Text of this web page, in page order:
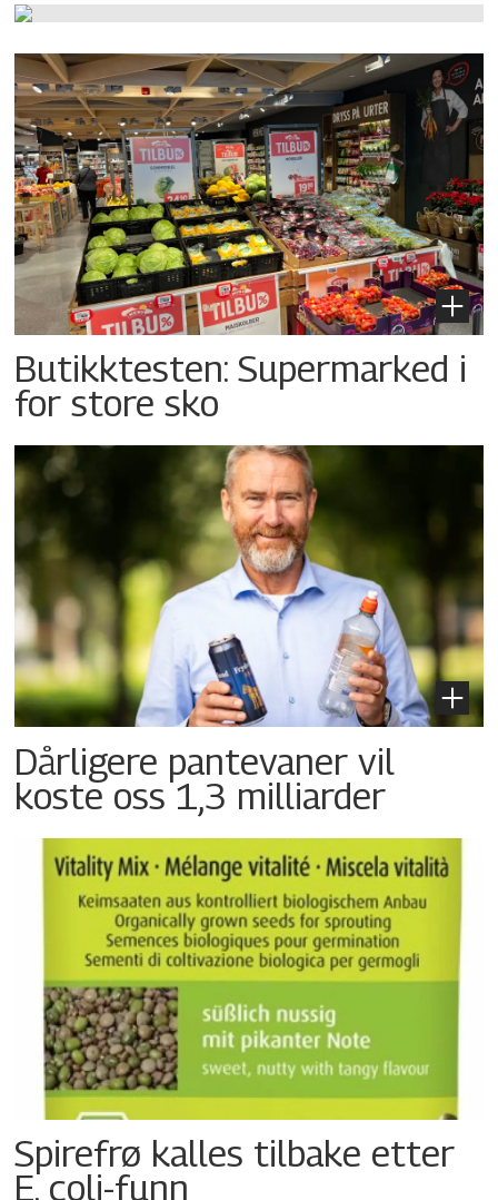
Butikktesten: Supermarked i
for store sko
Dårligere pantevaner vil
koste oss 1,3 milliarder
Spirefrø kalles tilbake etter
E. coli-funn